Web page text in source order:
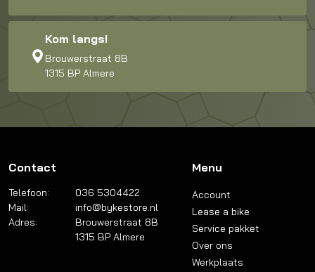
Kom langs!
Brouwerstraat 8B
1315 BP Almere
Contact
Telefoon:
036 5304422
Mail:
info@bykestore.nl
Adres:
Brouwerstraat 8B
1315 BP Almere
Menu
Account
Lease a bike
Service pakket
Over ons
Werkplaats